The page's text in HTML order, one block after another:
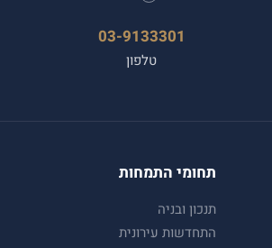
03-9133301
טלפון
תחומי התמחות
תנכון ובניה
התחדשות עירונית